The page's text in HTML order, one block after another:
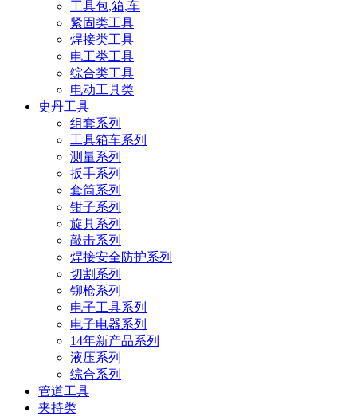
工具包,箱,车
紧固类工具
焊接类工具
电工类工具
综合类工具
电动工具类
史丹工具
组套系列
工具箱车系列
测量系列
扳手系列
套筒系列
钳子系列
旋具系列
敲击系列
焊接安全防护系列
切割系列
铆枪系列
电子工具系列
电子电器系列
14年新产品系列
液压系列
综合系列
管道工具
夹持类